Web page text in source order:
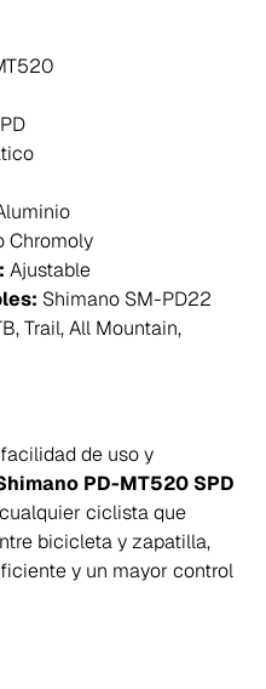
Chromoly
Ajustable
Shimano SM-PD22
Trail, All Mountain,
de uso y
PD-MT520 SPD
ciclista que
bicicleta y zapatilla,
y un mayor control